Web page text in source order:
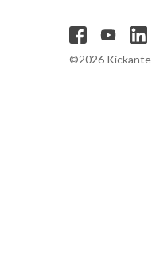
©2026 Kickante